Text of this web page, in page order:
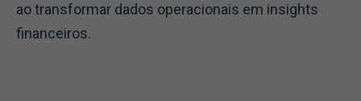
ao transformar dados operacionais em insights
financeiros.